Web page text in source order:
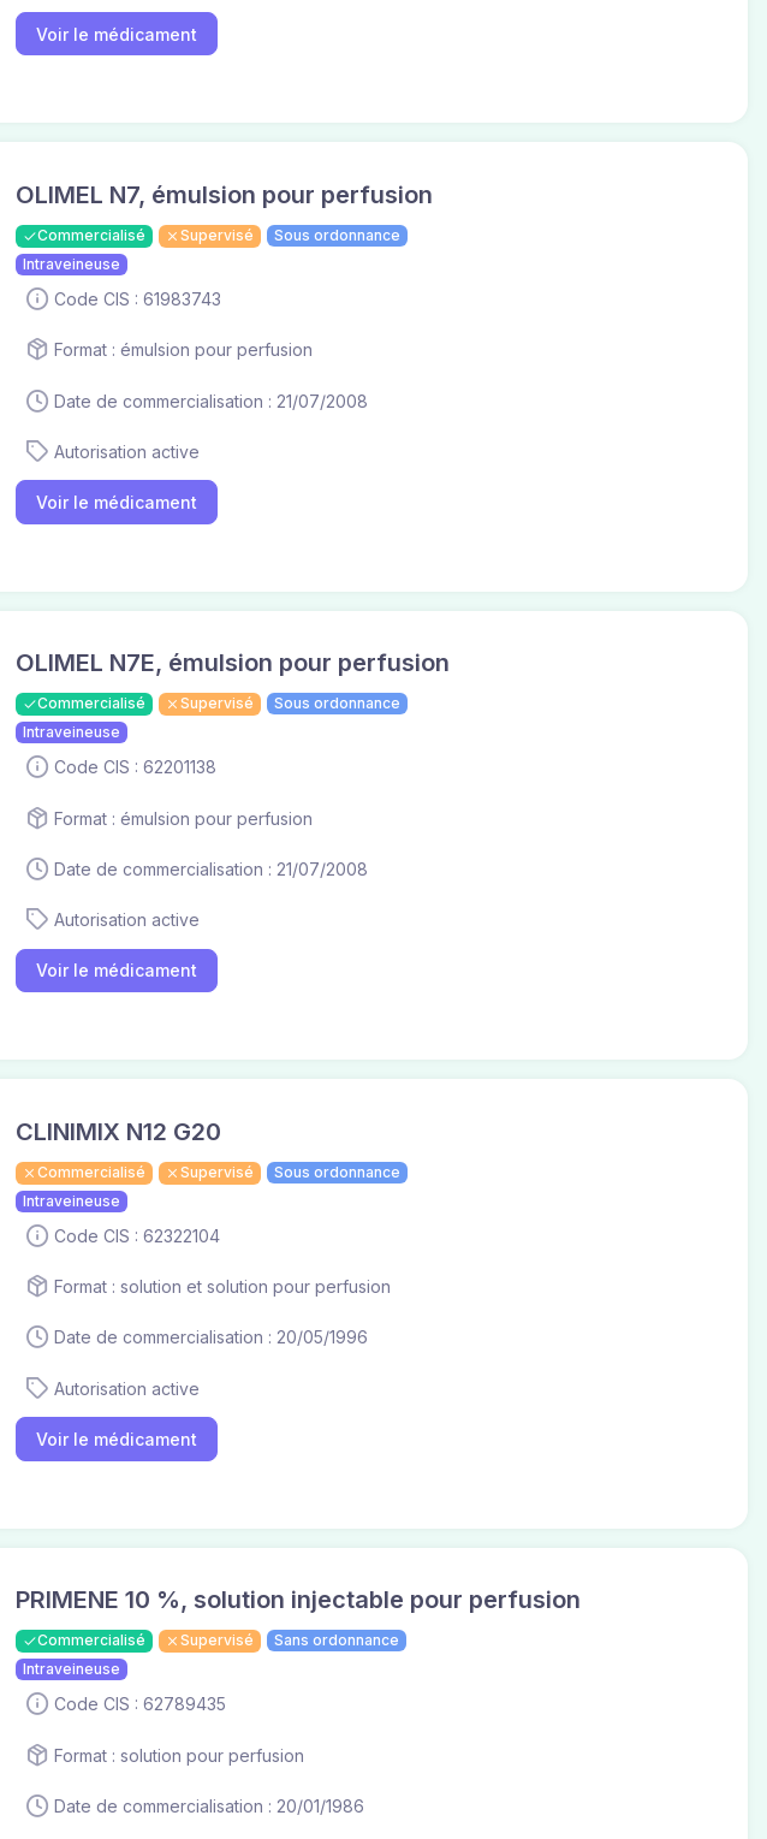
Voir le médicament
OLIMEL N7, émulsion pour perfusion
Commercialisé Supervisé
Sous ordonnance
Intraveineuse
Code CIS : 61983743
Format : émulsion pour perfusion
Date de commercialisation : 21/07/2008
Autorisation active
Voir le médicament
OLIMEL N7E, émulsion pour perfusion
Commercialisé Supervisé
Sous ordonnance
Intraveineuse
Code CIS : 62201138
Format : émulsion pour perfusion
Date de commercialisation : 21/07/2008
Autorisation active
Voir le médicament
CLINIMIX N12 G20
Commercialisé Supervisé
Sous ordonnance
Intraveineuse
Code CIS : 62322104
Format : solution et solution pour perfusion
Date de commercialisation : 20/05/1996
Autorisation active
Voir le médicament
PRIMENE 10 %, solution injectable pour perfusion
Commercialisé Supervisé
Sans ordonnance
Intraveineuse
Code CIS : 62789435
Format : solution pour perfusion
Date de commercialisation : 20/01/1986